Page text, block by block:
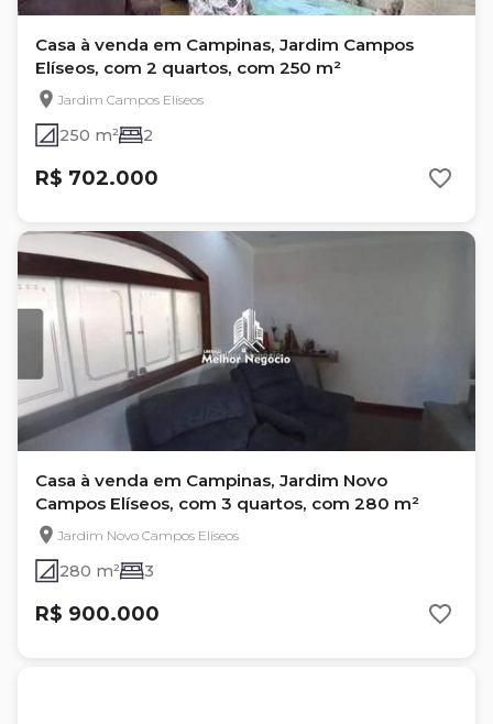
Casa à venda em Campinas, Jardim Campos
Elíseos, com 2 quartos, com 250 m²
Jardim Campos Elíseos
250 m² 2
R$ 702.000
Casa à venda em Campinas, Jardim Novo
Campos Elíseos, com 3 quartos, com 280 m²
Jardim Novo Campos Elíseos
280 m² 3
R$ 900.000